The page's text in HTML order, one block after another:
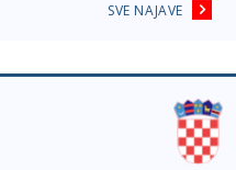
SVE NAJAVE